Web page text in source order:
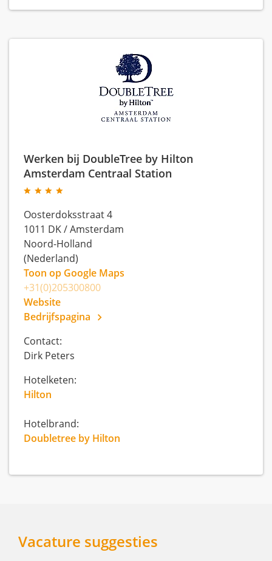
Werken bij DoubleTree by Hilton
Amsterdam Centraal Station
Oosterdoksstraat 4
1011 DK/Amsterdam
Noord-Holland
(Nederland)
Toon op Google Maps
+31(0)205300800
Website
Bedrijfspagina
Contact:
Dirk Peters
Hotelketen:
Hilton
Hotelbrand:
Doubletree by Hilton
Vacature suggesties